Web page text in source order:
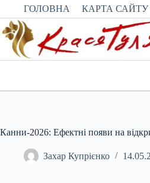
Перейти
вмісту
ГОЛОВНА КАРТА САЙТУ
Канни-2026: Ефектні появи на
Захар Купрієнко